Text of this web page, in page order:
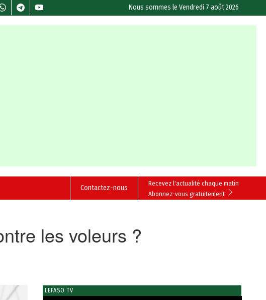
Nous sommes leVendredi 7 août 2026
Recevez l'actualité chaque matin
Abonnez-vous gratuitement
Contactez-nous
les voleurs ?
LEFASO TV